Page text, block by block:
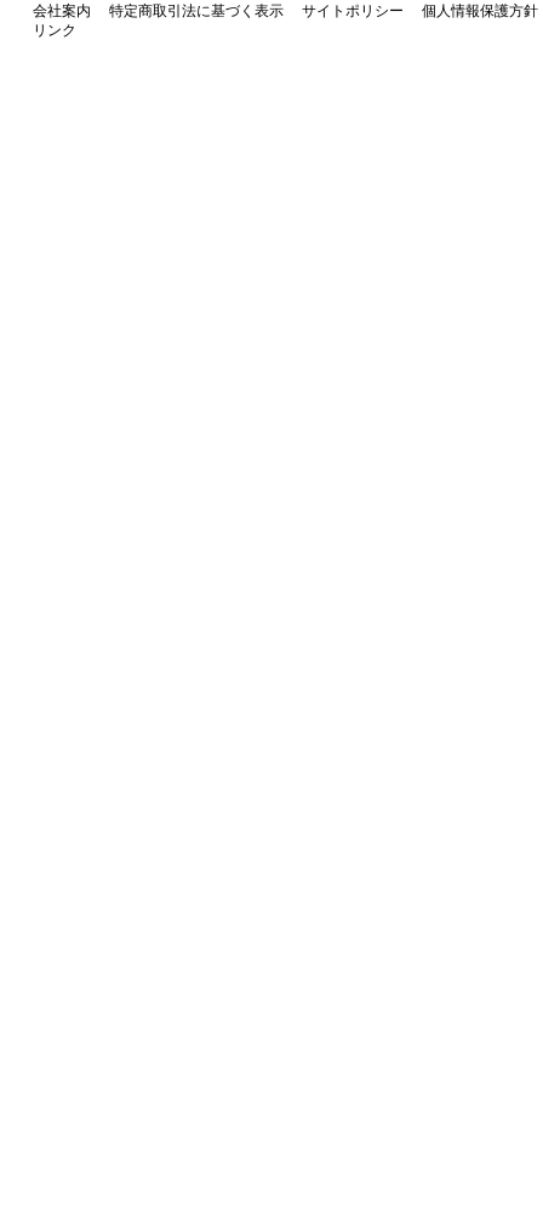
会社案内 特定商取引法に基づく表示 サイトポリシー
個人情報保護方針
リンク